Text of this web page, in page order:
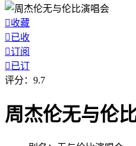
收藏
已收
订阅
已订
评分： 9.7
周杰伦无与伦